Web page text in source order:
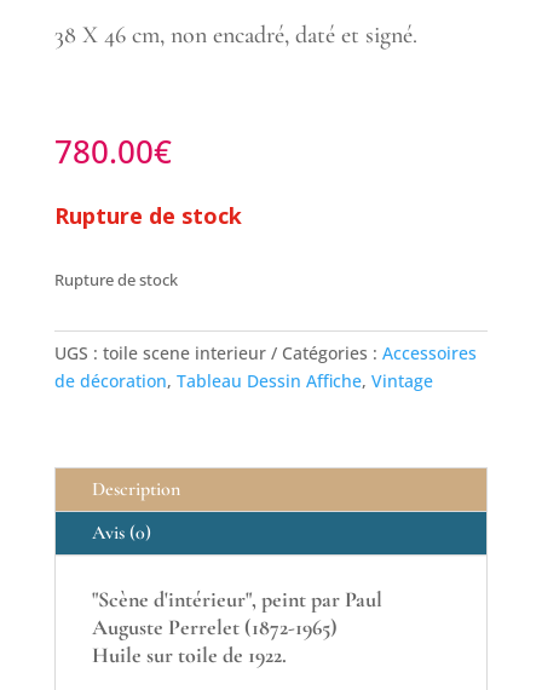
38 X 46 cm, non encadré, daté et signé.
780.00€
Rupture de stock
Rupture de stock
UGS : toile scene interieur Catégories : Accessoires
de décoration, Tableau Dessin Affiche, Vintage
Description
Avis (0)
"Scène d'intérieur", peint par Paul
Auguste Perrelet (1872-1965)
Huile sur toile de 1922.